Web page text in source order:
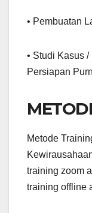
• Pembuatan
• Studi Kasus
Persiapan
Metode
training zoom
training offline